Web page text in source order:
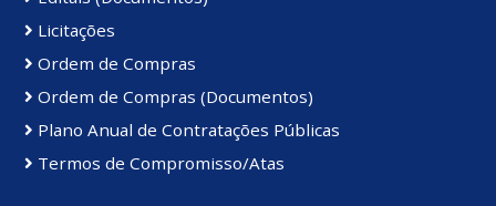
Licitações
Ordem de Compras
Ordem de Compras (Documentos)
Plano Anual de Contratações Públicas
Termos de Compromisso/Atas